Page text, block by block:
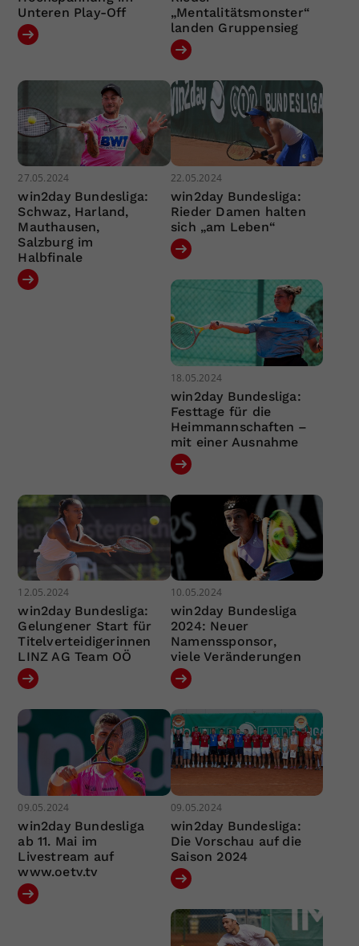
Unteren Play-Off
„Mentalitätsmonster“
landen Gruppensieg
27.05.2024
win2day Bundesliga:
Schwaz, Harland,
Mauthausen,
Salzburg im
Halbfinale
22.05.2024
win2day Bundesliga:
Rieder Damen halten
sich „am Leben“
18.05.2024
win2day Bundesliga:
Festtage für die
Heimmannschaften –
mit einer Ausnahme
12.05.2024
win2day Bundesliga:
Gelungener Start für
Titelverteidigerinnen
LINZ AG Team OÖ
10.05.2024
win2day Bundesliga
2024: Neuer
Namenssponsor,
viele Veränderungen
09.05.2024
win2day Bundesliga
ab 11. Mai im
Livestream auf
www.oetv.tv
09.05.2024
win2day Bundesliga:
Die Vorschau auf die
Saison 2024